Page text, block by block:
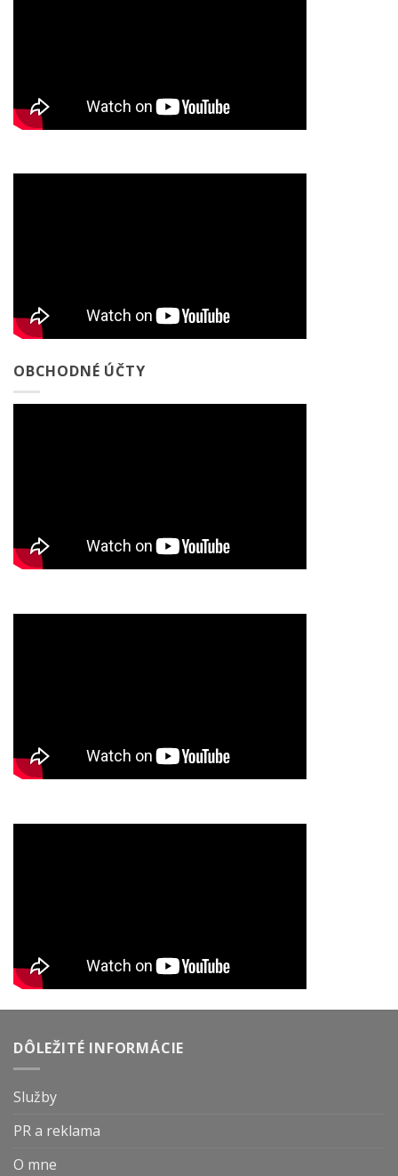
OBCHODNÉ ÚČTY
DÔLEŽITÉ INFORMÁCIE
Služby
PR a reklama
O mne